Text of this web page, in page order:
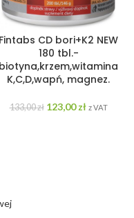
Fintabs CD bori+K2 NEW
180 tbl.-
biotyna,krzem,witamina
K,C,D,wapń, magnez.
133,00zł 123,00zł z VAT